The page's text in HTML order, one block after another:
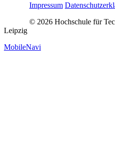
Impressum
© 2026 Hochschule für
Leipzig
MobileNavi